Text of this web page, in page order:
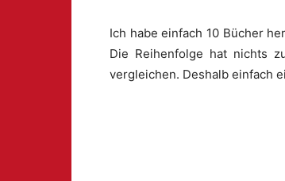
Ich habe einfach 10 Bücher
Die Reihenfolge hat nichts
vergleichen. Deshalb einfach